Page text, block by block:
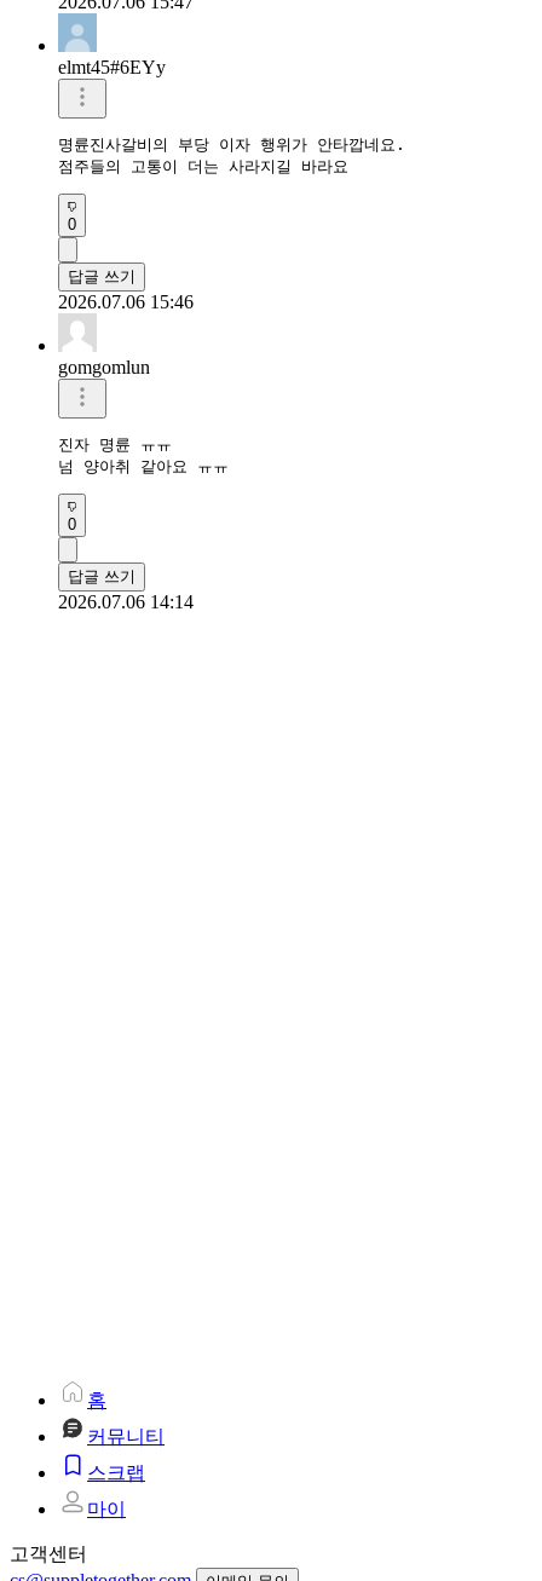
elmt45#6EYy
명륜진사갈비의 부당 이자 행위가 안타깝네요.
점주들의 고통이 더는 사라지길 바라요
0
답글 쓰기
2026.07.06 15:46
gomgomlun
진자 명륜 ㅠㅠ
넘 양아취 같아요 ㅠㅠ
0
답글 쓰기
2026.07.06 14:14
홈
커뮤니티
스크랩
마이
고객센터